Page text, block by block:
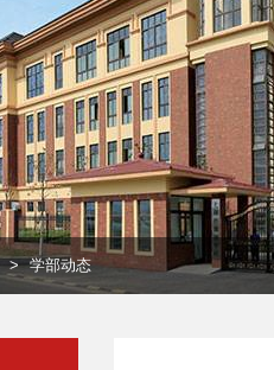
学部动态